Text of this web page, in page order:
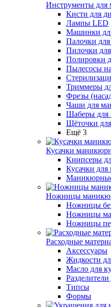
Инструменты для
Кисти для
Лампы LED
Машинки
Палочки
Пилочки
Полировки
Пылесосы
Триммеры
Фрезы
Чаши для
Шаберы для
Щёточки
Ещё 3
Кусачки
Книпсеры
Кусачки
Ножницы
Ножницы
Ножницы
Ножницы
Расходные
Аксессуары
Жидкости
Масло для
Типсы
Формы